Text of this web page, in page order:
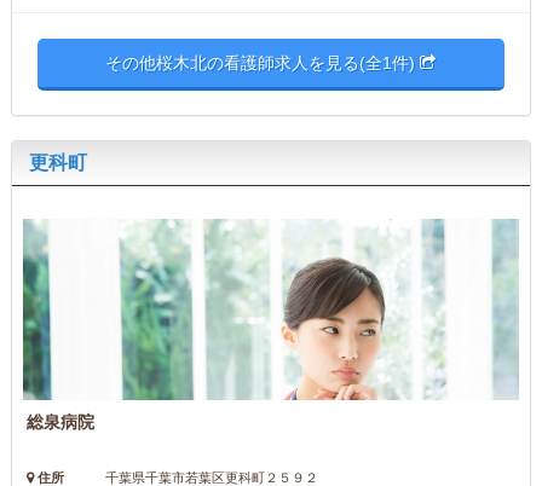
その他桜木北の看護師求人を見る(全1件)
更科町
総泉病院
住所 千葉県千葉市若葉区更科町２５９２